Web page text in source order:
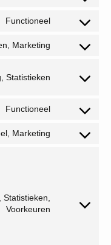
adsense
service
messenger
Functioneel
Consent
service
Marketing
Consent
google-
Statistieken
Consent
microsoft-
Functioneel
Consent
service
Marketing
Consent
Voorkeuren
Consent